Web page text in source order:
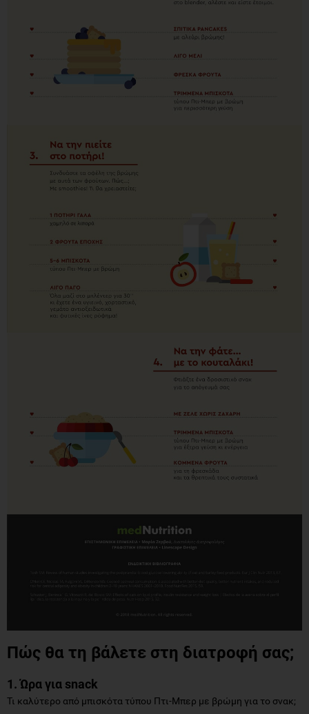
Πώς θα τη βάλετε στη διατροφή σας;
1. Ώρα για snack
Τι καλύτερο από μπισκότα τύπου Πτι-Μπερ με βρώμη για το σνακ;